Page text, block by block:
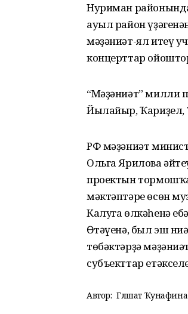
Нуриман районында
ауыл район
мәҙәниәт-ял итеү
концерттар
“Мәҙәниәт” милли
Йылайыр, Ҡариҙел,
РФ мәҙәниәт
Ольга Ярилова
проектын
мәктәптәре өсөн
Калуга өлкәһенә
Өҫтәүенә, был эш
төбәктәрҙә
субъекттар
Автор: Гөлшат Ҡунафина